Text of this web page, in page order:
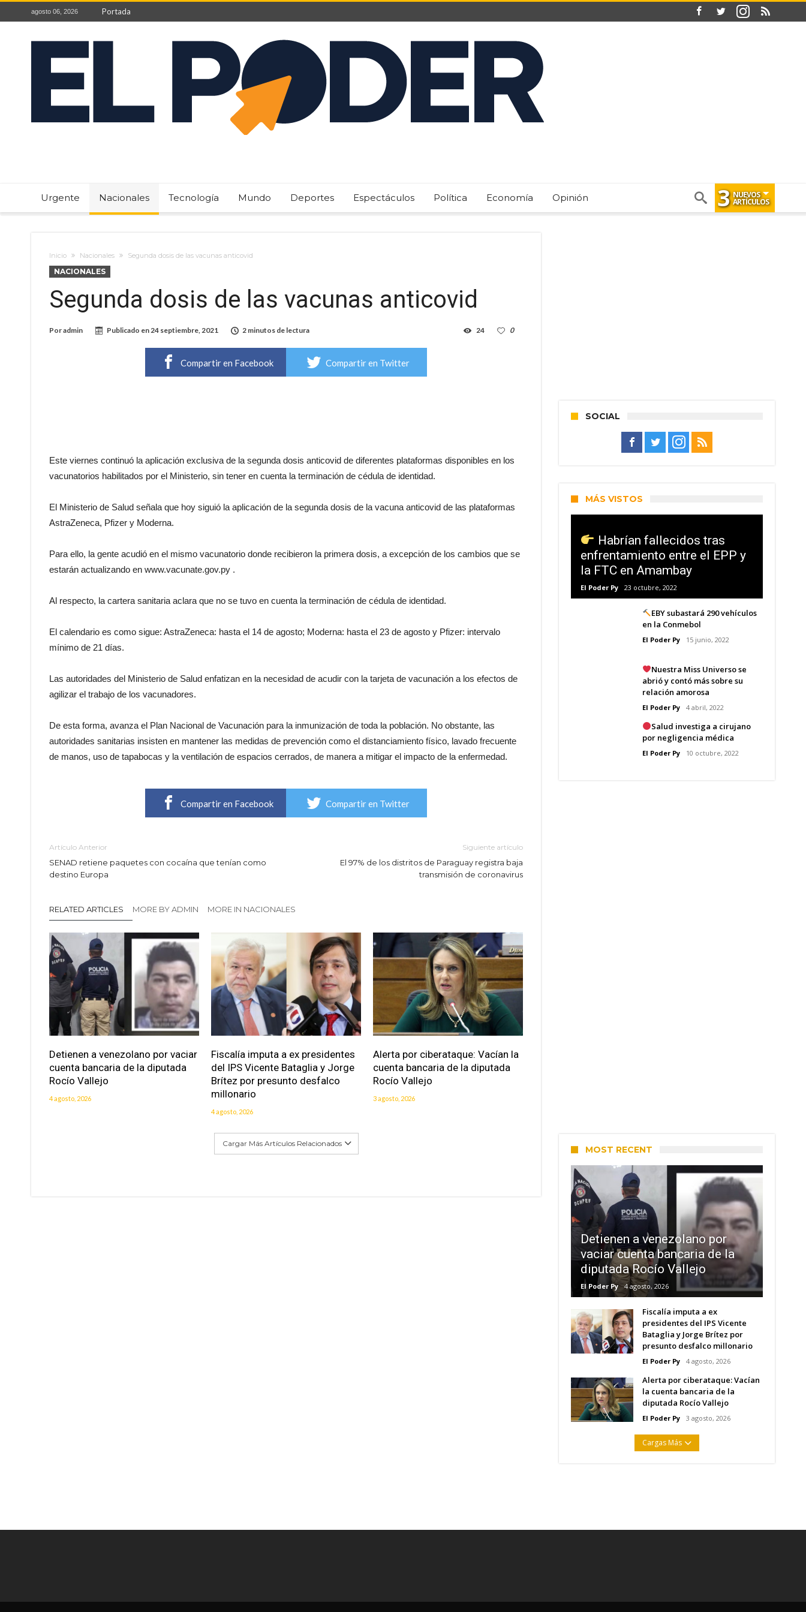
agosto 06, 2026 Portada
Urgente Nacionales Tecnología Mundo Deportes Espectáculos Política Economía Opinión 3 NUEVOS
ARTÍCULOS
Inicio Nacionales Segunda dosis de las vacunas anticovid
NACIONALES
Segunda dosis de las vacunas anticovid
Poradmin Publicado en24 septiembre, 2021 2 minutos de lectura 0
24
Compartir en Facebook Compartir en Twitter
Este viernes continuó la aplicación exclusiva de la segunda dosis anticovid de diferentes plataformas disponibles en los
vacunatorios habilitados por el Ministerio, sin tener en cuenta la terminación de cédula de identidad.
El Ministerio de Salud señala que hoy siguió la aplicación de la segunda dosis de la vacuna anticovid de las plataformas
AstraZeneca, Pfizer y Moderna.
Para ello, la gente acudió en el mismo vacunatorio donde recibieron la primera dosis, a excepción de los cambios que se
estarán actualizando en www.vacunate.gov.py .
Al respecto, la cartera sanitaria aclara que no se tuvo en cuenta la terminación de cédula de identidad.
El calendario es como sigue: AstraZeneca: hasta el 14 de agosto; Moderna: hasta el 23 de agosto y Pfizer: intervalo
mínimo de 21 días.
Las autoridades del Ministerio de Salud enfatizan en la necesidad de acudir con la tarjeta de vacunación a los efectos de
agilizar el trabajo de los vacunadores.
De esta forma, avanza el Plan Nacional de Vacunación para la inmunización de toda la población. No obstante, las
autoridades sanitarias insisten en mantener las medidas de prevención como el distanciamiento físico, lavado frecuente
de manos, uso de tapabocas y la ventilación de espacios cerrados, de manera a mitigar el impacto de la enfermedad.
Compartir en Facebook Compartir en Twitter
Artículo Anterior
SENAD retiene paquetes con cocaína que tenían como
destino Europa
Siguiente artículo
El 97% de los distritos de Paraguay registra baja
transmisión de coronavirus
RELATED ARTICLES MORE BY ADMIN MORE IN NACIONALES
Detienen a venezolano por vaciar
cuenta bancaria de la diputada
Rocío Vallejo
4 agosto, 2026
Fiscalía imputa a ex presidentes
del IPS Vicente Bataglia y Jorge
Brítez por presunto desfalco
millonario
4 agosto, 2026
Alerta por ciberataque: Vacían la
cuenta bancaria de la diputada
Rocío Vallejo
3 agosto, 2026
Cargar Más Artículos Relacionados
SOCIAL
MÁS VISTOS
Habrían fallecidos tras
enfrentamiento entre el EPP y
la FTC en Amambay
El Poder Py 23 octubre, 2022
EBY subastará 290 vehículos
en la Conmebol
El Poder Py 15 junio, 2022
Nuestra Miss Universo se
abrió y contó más sobre su
relación amorosa
El Poder Py 4 abril, 2022
Salud investiga a cirujano
por negligencia médica
El Poder Py 10 octubre, 2022
MOST RECENT
Detienen a venezolano por
vaciar cuenta bancaria de la
diputada Rocío Vallejo
El Poder Py 4 agosto, 2026
Fiscalía imputa a ex
presidentes del IPS Vicente
Bataglia y Jorge Brítez por
presunto desfalco millonario
El Poder Py 4 agosto, 2026
Alerta por ciberataque: Vacían
la cuenta bancaria de la
diputada Rocío Vallejo
El Poder Py 3 agosto, 2026
Cargas Más